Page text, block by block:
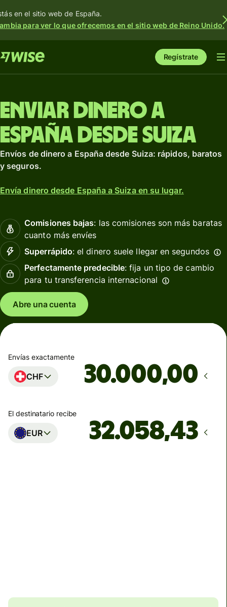
en el sitio web de España.
para ver lo que ofrecemos en el sitio web de Reino Unido.
Regístrate
Enviar dinero a
España desde Suiza
Envíos de dinero a España desde Suiza: rápidos, baratos
y seguros.
Envía dinero desde España a Suiza en su lugar.
Comisiones bajas: las comisiones son más baratas
cuanto más envíes
Superrápido: el dinero suele llegar en segundos
Perfectamente predecible: fija un tipo de cambio
para tu transferencia internacional
Abre una cuenta
Envías exactamente
CHF ,00
El destinatario recibe
EUR